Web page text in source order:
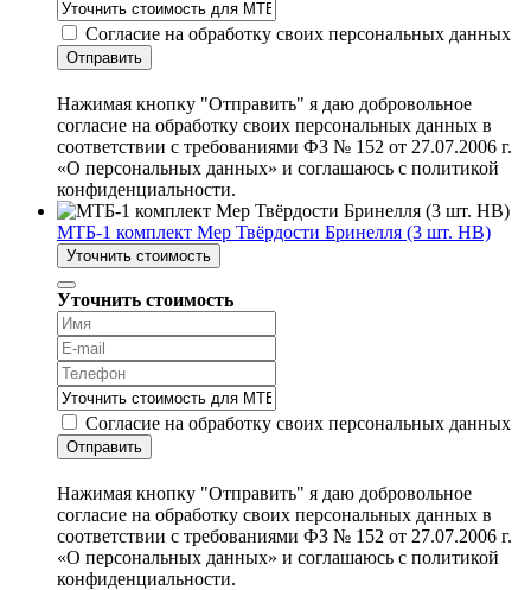
Согласие на обработку своих персональных данных
Отправить
Нажимая кнопку "Отправить" я даю добровольное
согласие на обработку своих персональных данных в
соответствии с требованиями ФЗ № 152 от 27.07.2006 г.
«О персональных данных» и соглашаюсь с политикой
конфиденциальности.
МТБ-1 комплект Мер Твёрдости Бринелля (3 шт. HB)
Уточнить стоимость
Уточнить стоимость
Согласие на обработку своих персональных данных
Отправить
Нажимая кнопку "Отправить" я даю добровольное
согласие на обработку своих персональных данных в
соответствии с требованиями ФЗ № 152 от 27.07.2006 г.
«О персональных данных» и соглашаюсь с политикой
конфиденциальности.